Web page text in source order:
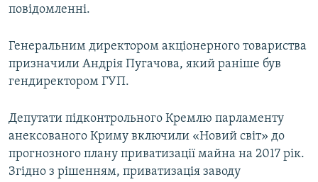
повідомленні.
Генеральним директором акціонерного товариства
призначили Андрія Пугачова, який раніше був
гендиректором ГУП.
Депутати підконтрольного Кремлю парламенту
анексованого Криму включили «Новий світ» до
прогнозного плану приватизації майна на 2017 рік.
Згідно з рішенням, приватизація заводу